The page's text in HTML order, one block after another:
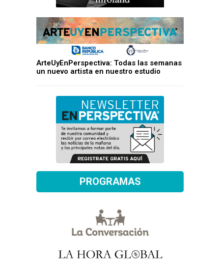
ArteUyEnPerspectiva: Todas las semanas
un nuevo artista en nuestro estudio
PROGRAMAS